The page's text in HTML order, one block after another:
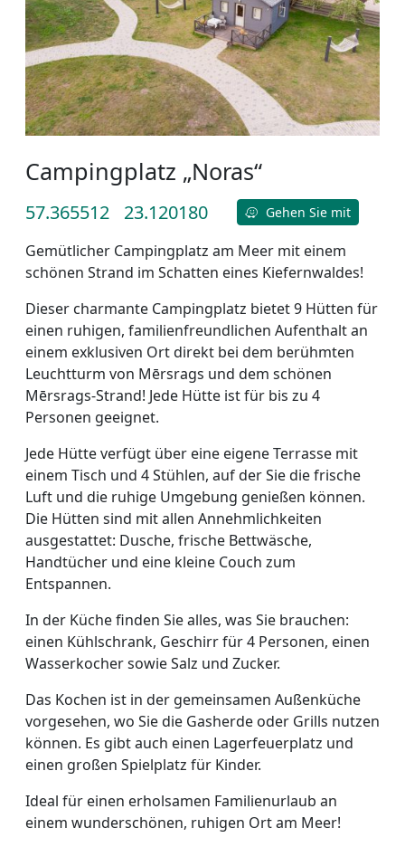
Campingplatz „Noras“
57.365512 23.120180 Gehen Sie mit
Gemütlicher Campingplatz am Meer mit einem
schönen Strand im Schatten eines Kiefernwaldes!
Dieser charmante Campingplatz bietet 9 Hütten für
einen ruhigen, familienfreundlichen Aufenthalt an
einem exklusiven Ort direkt bei dem berühmten
Leuchtturm von Mērsrags und dem schönen
Mērsrags-Strand! Jede Hütte ist für bis zu 4
Personen geeignet.
Jede Hütte verfügt über eine eigene Terrasse mit
einem Tisch und 4 Stühlen, auf der Sie die frische
Luft und die ruhige Umgebung genießen können.
Die Hütten sind mit allen Annehmlichkeiten
ausgestattet: Dusche, frische Bettwäsche,
Handtücher und eine kleine Couch zum
Entspannen.
In der Küche finden Sie alles, was Sie brauchen:
einen Kühlschrank, Geschirr für 4 Personen, einen
Wasserkocher sowie Salz und Zucker.
Das Kochen ist in der gemeinsamen Außenküche
vorgesehen, wo Sie die Gasherde oder Grills nutzen
können. Es gibt auch einen Lagerfeuerplatz und
einen großen Spielplatz für Kinder.
Ideal für einen erholsamen Familienurlaub an
einem wunderschönen, ruhigen Ort am Meer!